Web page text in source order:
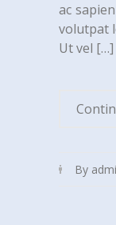
ac
volutpat
Ut vel […]
By